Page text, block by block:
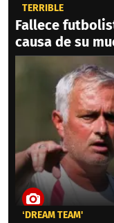
TERRIBLE
Fallece
causa de su
‘DREAM TEAM'